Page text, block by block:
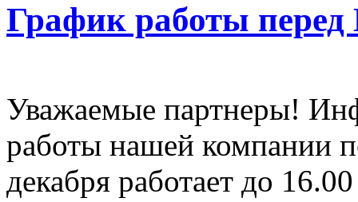
График работы
Уважаемые партнеры!
работы нашей компании
декабря работает до